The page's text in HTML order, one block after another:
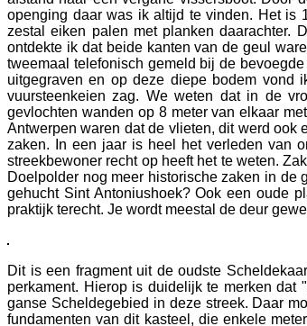
openging daar was ik altijd te vinden. Het is
zestal eiken palen met planken daarachter.
ontdekte ik dat beide kanten van de geul
tweemaal telefonisch gemeld bij de
uitgegraven en op deze diepe bodem vond
vuursteenkeien zag. We weten dat in de
gevlochten wanden op 8 meter van elkaar
Antwerpen waren dat de vlieten, dit werd ook
zaken. In een jaar is heel het verleden van
streekbewoner recht op heeft het te weten.
Doelpolder nog meer historische zaken in de
gehucht Sint Antoniushoek? Ook een oude
praktijk terecht. Je wordt meestal de deur
Dit is een fragment uit de oudste
perkament. Hierop is duidelijk te merken
ganse Scheldegebied in deze streek. Daar
fundamenten van dit kasteel, die enkele